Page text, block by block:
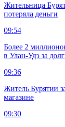
Жительница
потеряла деньги
09:54
Более 2
в Улан-Удэ за
09:36
Житель Бурятии
магазине
09:30